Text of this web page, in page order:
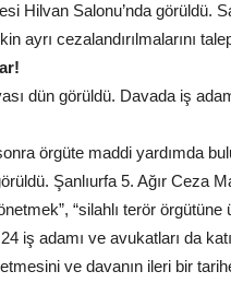
Hilvan Salonu’nda görüldü.
ayrı cezalandırılmalarını
dün görüldü. Davada iş
örgüte maddi yardımda
Şanlıurfa 5. Ağır Ceza
“silahlı terör örgütüne
iş adamı ve avukatları da
ve davanın ileri bir